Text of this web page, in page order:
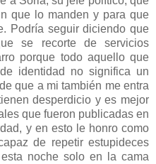
que lo manden y para que
Podría seguir diciendo que
se recorte de servicios
porque todo aquello que
identidad no significa un
que a mi también me entra
desperdicio y es mejor
que fueron publicadas en
y en esto le honro como
de repetir estupideces
noche solo en la cama